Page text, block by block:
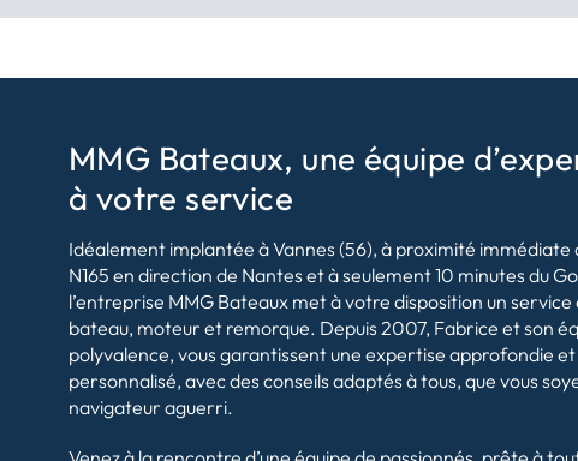
MMG Bateaux, une équipe
à votre service
Idéalement implantée à Vannes (56), à proximité immédiate
N165 en direction de Nantes et à seulement 10 minutes du
l’entreprise MMG Bateaux met à votre disposition un
bateau, moteur et remorque. Depuis 2007, Fabrice et son
polyvalence, vous garantissent une expertise approfondie
personnalisé, avec des conseils adaptés à tous, que vous
navigateur aguerri.